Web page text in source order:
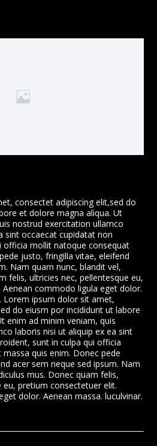
consectet adipiscing elit,sed do
et dolore magna aliqua. Ut
nostrud exercitation ullamco
sint occaecat cupidatat non
officia mollit natoque consequat
justo, fringilla vitae, eleifend
Nam quam nunc, blandit vel,
felis, ultricies nec, pellentesque eu,
commodo ligula eget dolor.
Lorem ipsum dolor sit amet,
do eiusm por incididunt ut labore
enim ad minim veniam, quis
laboris nisi ut aliquip ex ea sint
sunt in culpa qui officia
quis enim. Donec pede
acer sem neque sed ipsum. Nam
mus. Donec quam felis,
eu, pretium consectetuer elit.
dolor. Aenean massa. luculvinar.